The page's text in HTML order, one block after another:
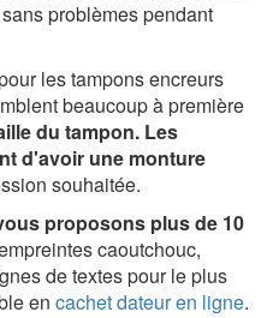
problèmes pendant
les tampons encreurs
beaucoup à première
du tampon. Les
d'avoir une monture
souhaitée.
proposons plus de 10
caoutchouc,
de textes pour le plus
en cachet dateur en ligne.